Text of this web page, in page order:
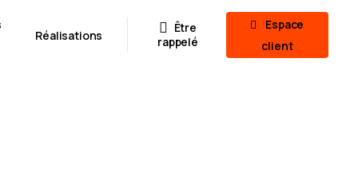
Réalisations
Être
rappelé
Espace
client